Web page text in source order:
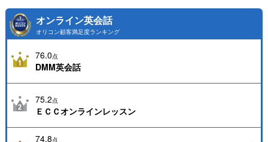
オンライン英会話
オリコン顧客満足度ランキング
76.0点
DMM英会話
75.2点
ＥＣＣオンラインレッスン
74.8点